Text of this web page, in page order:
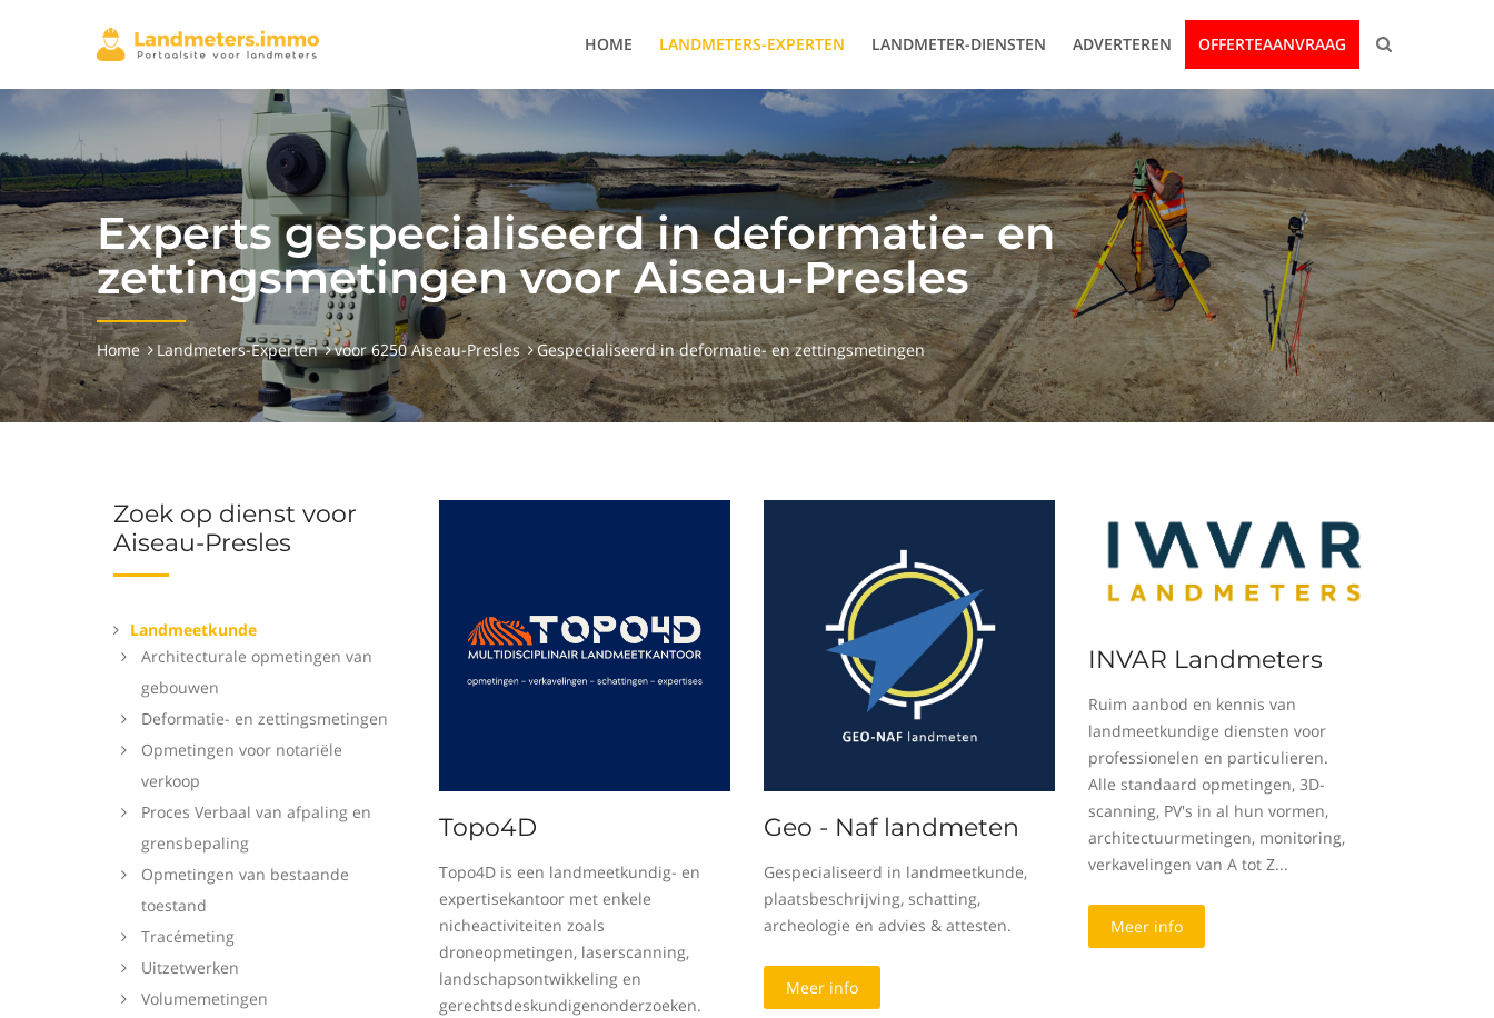
HOME LANDMETERS-EXPERTEN LANDMETER-DIENSTEN ADVERTEREN OFFERTEAANVRAAG
Experts gespecialiseerd in deformatie- en
zettingsmetingen voor Aiseau-Presles
Home Landmeters-Experten voor 6250 Aiseau-Presles Gespecialiseerd in deformatie- en zettingsmetingen
Zoek op dienst voor
Aiseau-Presles
Landmeetkunde
Architecturale opmetingen van
gebouwen
Deformatie- en zettingsmetingen
Opmetingen voor notariële
verkoop
Proces Verbaal van afpaling en
grensbepaling
Opmetingen van bestaande
toestand
Tracémeting
Uitzetwerken
Volumemetingen
Topo4D
Topo4D is een landmeetkundig- en
expertisekantoor met enkele
nicheactiviteiten zoals
droneopmetingen, laserscanning,
landschapsontwikkeling en
gerechtsdeskundigenonderzoeken.
Geo - Naf landmeten
Gespecialiseerd in landmeetkunde,
plaatsbeschrijving, schatting,
archeologie en advies & attesten.
Meer info
INVAR Landmeters
Ruim aanbod en kennis van
landmeetkundige diensten voor
professionelen en particulieren.
Alle standaard opmetingen, 3D-
scanning, PV's in al hun vormen,
architectuurmetingen, monitoring,
verkavelingen van A tot Z...
Meer info